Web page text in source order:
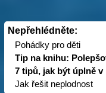
Nepřehlédněte:
Pohádky pro děti
Tip na knihu:
7 tipů, jak být úplně v
Jak řešit neplodnost